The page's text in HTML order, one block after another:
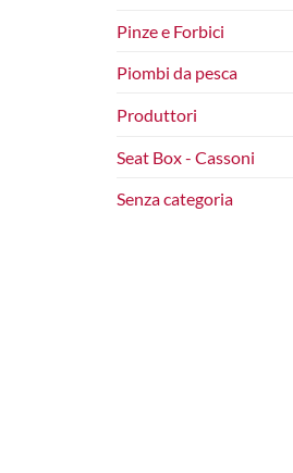
Pinze e Forbici
Piombi da pesca
Produttori
Seat Box - Cassoni
Senza categoria